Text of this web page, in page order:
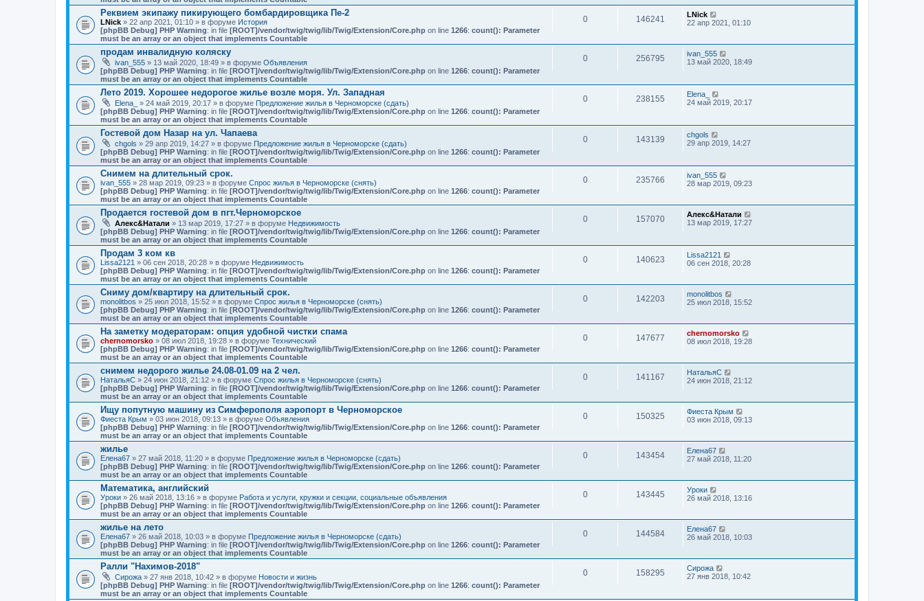
Реквием экипажу пикирующего бомбардировщика Пе-2
LNick » 22 апр 2021, 01:10 » в форуме История
[phpBB Debug] PHP Warning: in file [ROOT]/vendor/twig/twig/lib/Twig/Extension/Core.php on line 1266: count(): Parameter
must be an array or an object that implements Countable
0 146241
LNick
22 апр 2021, 01:10
продам инвалидную коляску
ivan_555 » 13 май 2020, 18:49 » в форуме Объявления
[phpBB Debug] PHP Warning: in file [ROOT]/vendor/twig/twig/lib/Twig/Extension/Core.php on line 1266: count(): Parameter
must be an array or an object that implements Countable
0 256795
ivan_555
13 май 2020, 18:49
Лето 2019. Хорошее недорогое жилье возле моря. Ул. Западная
Elena_ » 24 май 2019, 20:17 » в форуме Предложение жилья в Черноморске (сдать)
[phpBB Debug] PHP Warning: in file [ROOT]/vendor/twig/twig/lib/Twig/Extension/Core.php on line 1266: count(): Parameter
must be an array or an object that implements Countable
0 238155
Elena_
24 май 2019, 20:17
Гостевой дом Назар на ул. Чапаева
chgols » 29 апр 2019, 14:27 » в форуме Предложение жилья в Черноморске (сдать)
[phpBB Debug] PHP Warning: in file [ROOT]/vendor/twig/twig/lib/Twig/Extension/Core.php on line 1266: count(): Parameter
must be an array or an object that implements Countable
0 143139
chgols
29 апр 2019, 14:27
Снимем на длительный срок.
ivan_555 » 28 мар 2019, 09:23 » в форуме Спрос жилья в Черноморске (снять)
[phpBB Debug] PHP Warning: in file [ROOT]/vendor/twig/twig/lib/Twig/Extension/Core.php on line 1266: count(): Parameter
must be an array or an object that implements Countable
0 235766
ivan_555
28 мар 2019, 09:23
Продается гостевой дом в пгт.Черноморское
Алекс&Натали » 13 мар 2019, 17:27 » в форуме Недвижимость
[phpBB Debug] PHP Warning: in file [ROOT]/vendor/twig/twig/lib/Twig/Extension/Core.php on line 1266: count(): Parameter
must be an array or an object that implements Countable
0 157070
Алекс&Натали
13 мар 2019, 17:27
Продам 3 ком кв
Lissa2121 » 06 сен 2018, 20:28 » в форуме Недвижимость
[phpBB Debug] PHP Warning: in file [ROOT]/vendor/twig/twig/lib/Twig/Extension/Core.php on line 1266: count(): Parameter
must be an array or an object that implements Countable
0 140623
Lissa2121
06 сен 2018, 20:28
Сниму дом/квартиру на длительный срок.
monolitbos » 25 июл 2018, 15:52 » в форуме Спрос жилья в Черноморске (снять)
[phpBB Debug] PHP Warning: in file [ROOT]/vendor/twig/twig/lib/Twig/Extension/Core.php on line 1266: count(): Parameter
must be an array or an object that implements Countable
0 142203
monolitbos
25 июл 2018, 15:52
На заметку модераторам: опция удобной чистки спама
chernomorsko » 08 июл 2018, 19:28 » в форуме Технический
[phpBB Debug] PHP Warning: in file [ROOT]/vendor/twig/twig/lib/Twig/Extension/Core.php on line 1266: count(): Parameter
must be an array or an object that implements Countable
0 147677
chernomorsko
08 июл 2018, 19:28
снимем недорого жилье 24.08-01.09 на 2 чел.
НатальяС » 24 июн 2018, 21:12 » в форуме Спрос жилья в Черноморске (снять)
[phpBB Debug] PHP Warning: in file [ROOT]/vendor/twig/twig/lib/Twig/Extension/Core.php on line 1266: count(): Parameter
must be an array or an object that implements Countable
0 141167
НатальяС
24 июн 2018, 21:12
Ищу попутную машину из Симферополя аэропорт в Черноморское
Фиеста Крым » 03 июн 2018, 09:13 » в форуме Объявления
[phpBB Debug] PHP Warning: in file [ROOT]/vendor/twig/twig/lib/Twig/Extension/Core.php on line 1266: count(): Parameter
must be an array or an object that implements Countable
0 150325
Фиеста Крым
03 июн 2018, 09:13
жилье
Елена67 » 27 май 2018, 11:20 » в форуме Предложение жилья в Черноморске (сдать)
[phpBB Debug] PHP Warning: in file [ROOT]/vendor/twig/twig/lib/Twig/Extension/Core.php on line 1266: count(): Parameter
must be an array or an object that implements Countable
0 143454
Елена67
27 май 2018, 11:20
Математика, английский
Уроки » 26 май 2018, 13:16 » в форуме Работа и услуги, кружки и секции, социальные объявления
[phpBB Debug] PHP Warning: in file [ROOT]/vendor/twig/twig/lib/Twig/Extension/Core.php on line 1266: count(): Parameter
must be an array or an object that implements Countable
0 143445
Уроки
26 май 2018, 13:16
жилье на лето
Елена67 » 26 май 2018, 10:03 » в форуме Предложение жилья в Черноморске (сдать)
[phpBB Debug] PHP Warning: in file [ROOT]/vendor/twig/twig/lib/Twig/Extension/Core.php on line 1266: count(): Parameter
must be an array or an object that implements Countable
0 144584
Елена67
26 май 2018, 10:03
Ралли "Нахимов-2018"
Сирожа » 27 янв 2018, 10:42 » в форуме Новости и жизнь
[phpBB Debug] PHP Warning: in file [ROOT]/vendor/twig/twig/lib/Twig/Extension/Core.php on line 1266: count(): Parameter
must be an array or an object that implements Countable
0 158295
Сирожа
27 янв 2018, 10:42